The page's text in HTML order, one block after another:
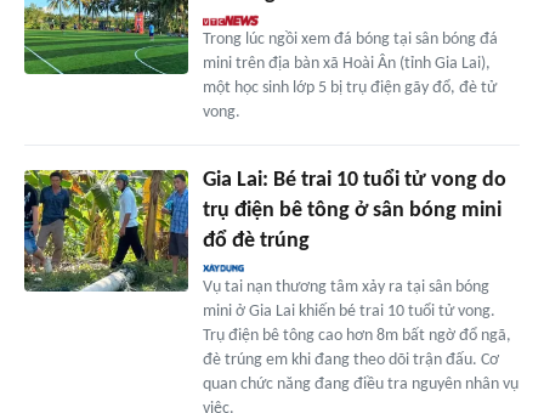
Trong lúc ngồi xem đá bóng tại sân bóng đá
mini trên địa bàn xã Hoài Ân (tỉnh Gia Lai),
một học sinh lớp 5 bị trụ điện gãy đổ, đè tử
vong.
Gia Lai: Bé trai 10 tuổi tử vong do
trụ điện bê tông ở sân bóng mini
đổ đè trúng
Vụ tai nạn thương tâm xảy ra tại sân bóng
mini ở Gia Lai khiến bé trai 10 tuổi tử vong.
Trụ điện bê tông cao hơn 8m bất ngờ đổ ngã,
đè trúng em khi đang theo dõi trận đấu. Cơ
quan chức năng đang điều tra nguyên nhân vụ
việc.